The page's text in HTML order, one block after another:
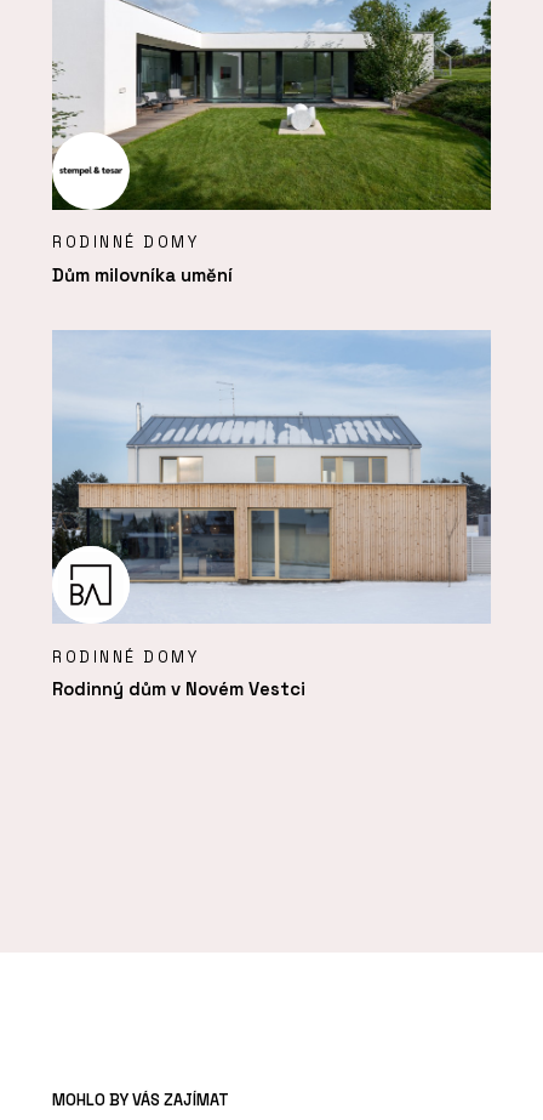
RODINNÉ DOMY
Dům milovníka umění
RODINNÉ DOMY
Rodinný dům v Novém Vestci
MOHLO BY VÁS ZAJÍMAT